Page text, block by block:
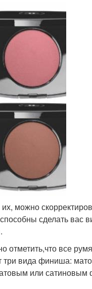
можно
сделать вас
отметить,что все
три вида финиша:
или